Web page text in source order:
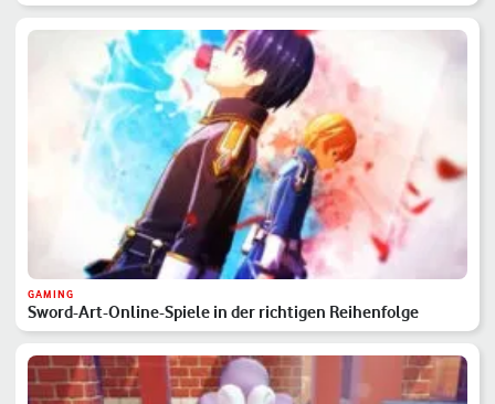
GAMING
Sword-Art-Online-Spiele in der richtigen Reihenfolge